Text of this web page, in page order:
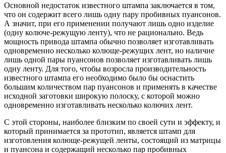
Основной недостаток известного штампа заключается в том,
что он содержит всего лишь одну пару пробивных пуансонов.
А значит, при его применении получают лишь одно изделие
(одну колюче-режущую ленту), что не рационально. Ведь
мощность привода штампа обычно позволяет изготавливать
одновременно несколько колюще-режущих лент, но наличие
лишь одной пары пуансонов позволяет изготавливать лишь
одну ленту. Для того, чтобы возросла производительность
известного штампа его необходимо было бы оснастить
большим количеством пар пуансонов и применять в качестве
исходной заготовки широкую полоску, с которой можно
одновременно изготавливать несколько колючих лент.
С этой стороны, наиболее близким по своей сути и эффекту, и
который принимается за прототип, является штамп для
изготовления колюще-режущей ленты, состоящий из матрицы
и пуансона и содержащий несколько пар пробивных